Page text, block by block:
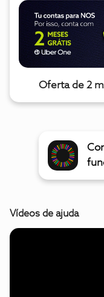
Oferta de 2
Vídeos de ajuda